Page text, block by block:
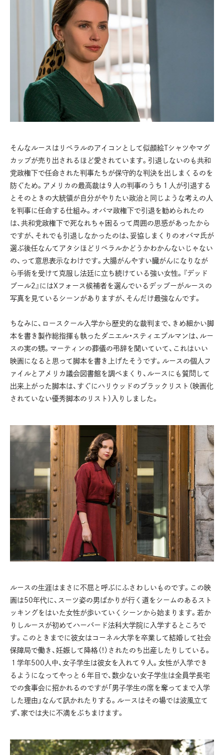
そんなルースはリベラルのアイコンとして似顔絵Tシャツやマグ
カップが売り出されるほど愛されています。引退しないのも共和
党政権下で任命された判事たちが保守的な判決を出しまくるのを
防ぐため。アメリカの最高裁は９人の判事のうち１人が引退する
とそのときの大統領が自分がやりたい政治と同じような考えの人
を判事に任命する仕組み。オバマ政権下で引退を勧められたの
は、共和党政権下で死なれちゃ困るって周囲の思惑があったから
ですが、それでも引退しなかったのは、妥協しまくりのオバマ氏が
選ぶ後任なんてアタシほどリベラルかどうかわかんないじゃない
の、って意思表示なわけです。大腸がんやすい臓がんになりなが
ら手術を受けて克服し法廷に立ち続けている強い女性。『デッド
プール2』にはXフォース候補者を選んでいるデップーがルースの
写真を見ているシーンがありますが、そんだけ最強なんです。
ちなみに、ロースクール入学から歴史的な裁判まで、きめ細かい脚
本を書き製作総指揮も執ったダニエル・スティエプルマンは、ルー
スの実の甥。マーティンの葬儀の弔辞を聞いていて、これはいい
映画になると思って脚本を書き上げたそうです。ルースの個人フ
ァイルとアメリカ議会図書館を調べまくり、ルースにも質問して
出来上がった脚本は、すぐにハリウッドのブラックリスト（映画化
されていない優秀脚本のリスト）入りしました。
ルースの生涯はまさに不屈と呼ぶにふさわしいものです。この映
画は50年代に、スーツ姿の男ばかりが行く道をシームのあるスト
ッキングをはいた女性が歩いていくシーンから始まります。若か
りしルースが初めてハーバード法科大学院に入学するところで
す。このときまでに彼女はコーネル大学を卒業して結婚して社会
保障局で働き、妊娠して降格（！）されたのち出産したりしている。
１学年500人中、女子学生は彼女を入れて９人。女性が入学でき
るようになってやっと６年目で、数少ない女子学生は全員学長宅
での食事会に招かれるのですが「男子学生の席を奪ってまで入学
した理由」なんて訊かれたりする。ルースはその場では波風立て
ず、家では夫に不満をぶちまけます。